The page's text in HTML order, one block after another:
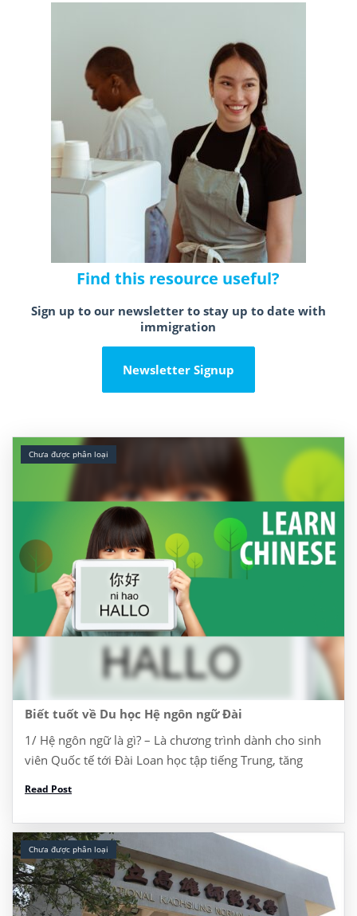
Find this resource useful?
Sign up to our newsletter to stay up to date with
immigration
Newsletter Signup
Chưa được phân loại
Biết tuốt về Du học Hệ ngôn ngữ Đài
1/ Hệ ngôn ngữ là gì? – Là chương trình dành cho sinh
viên Quốc tế tới Đài Loan học tập tiếng Trung, tăng
Read Post
Chưa được phân loại